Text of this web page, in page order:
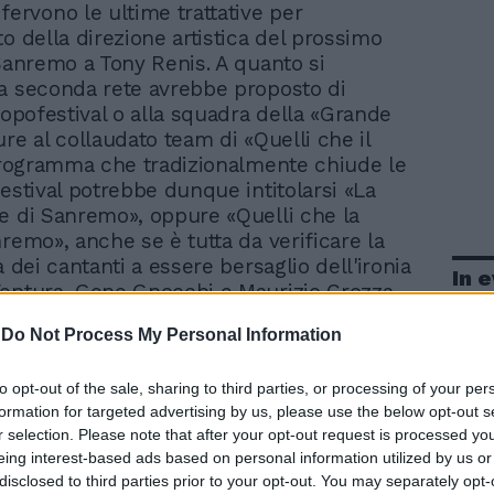
Do Not Process My Personal Information
opt-out of the sale, sharing to third parties, or processing of your
for targeted advertising by us, please use the below opt-out
selection. Please note that after your opt-out request is processed
interest-based ads based on personal information utilized by us
to third parties prior to your opt-out. You may separately
le ultime trattative per
della direzione artistica del prossimo
a Tony Renis. A quanto si
seconda rete avrebbe proposto di
o alla squadra della «Grande
al collaudato team di «Quelli che il
che tradizionalmente chiude le
potrebbe dunque intitolarsi «La
di Sanremo», oppure «Quelli che la
anche se è tutta da verificare la
dei cantanti a essere bersaglio dell'ironia
Gene Gnocchi e Maurizio Crozza.
la rete sta studiando le possibili
di Amanda Lear, di Natasha
e di Alena Seredova.
In